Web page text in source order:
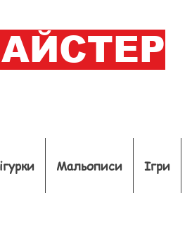
Мальописи Ігри